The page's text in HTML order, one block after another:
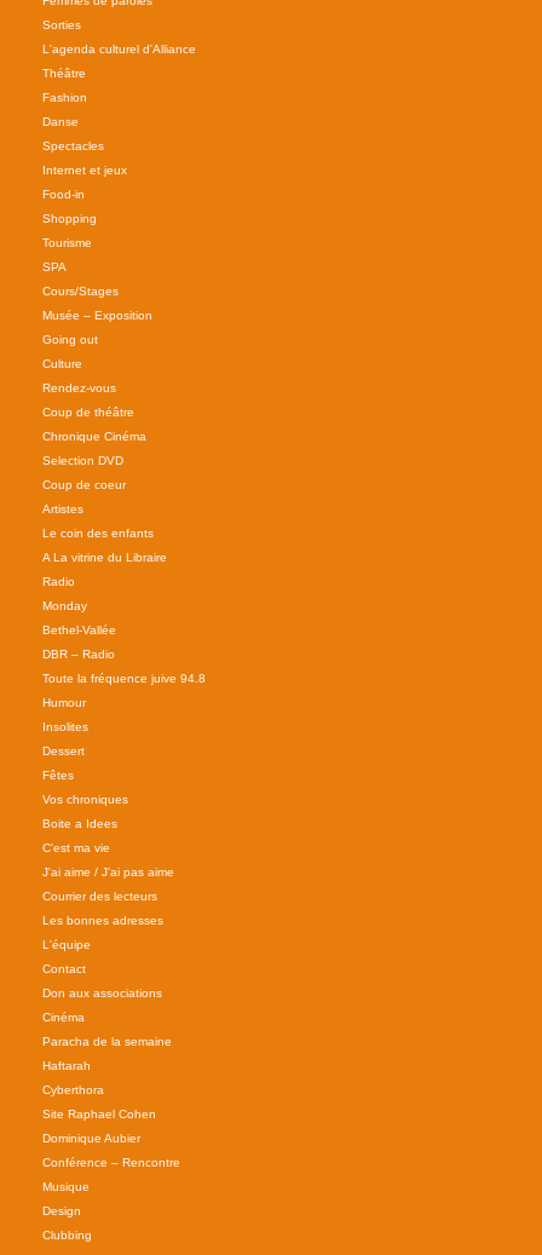
Sorties
L'agenda culturel d'Alliance
Théâtre
Fashion
Danse
Spectacles
Internet et jeux
Food-in
Shopping
Tourisme
SPA
Cours/Stages
Musée – Exposition
Going out
Culture
Rendez-vous
Coup de théâtre
Chronique Cinéma
Selection DVD
Coup de coeur
Artistes
Le coin des enfants
A La vitrine du Libraire
Radio
Monday
Bethel-Vallée
DBR – Radio
Toute la fréquence juive 94.8
Humour
Insolites
Dessert
Fêtes
Vos chroniques
Boite a Idees
C'est ma vie
J'ai aime / J'ai pas aime
Courrier des lecteurs
Les bonnes adresses
L'équipe
Contact
Don aux associations
Cinéma
Paracha de la semaine
Haftarah
Cyberthora
Site Raphael Cohen
Dominique Aubier
Conférence – Rencontre
Musique
Design
Clubbing